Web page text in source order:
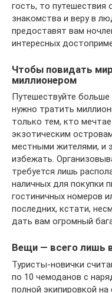
гость, то путешествия
знакомства и веру в
предоставят вам
интересных
Чтобы повидать
миллионером
Путешествуйте
нужно тратить
только тем, кто
экзотическим
местными жителями, и
избежать.
требуется лишь
наличных для покупки
гостиничных номеров
последних, кстати,
дать вам огромный
Вещи — всего лишь
Туристы-новички
по 10 чемоданов с
полной экипировкой